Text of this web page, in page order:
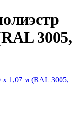
3005,